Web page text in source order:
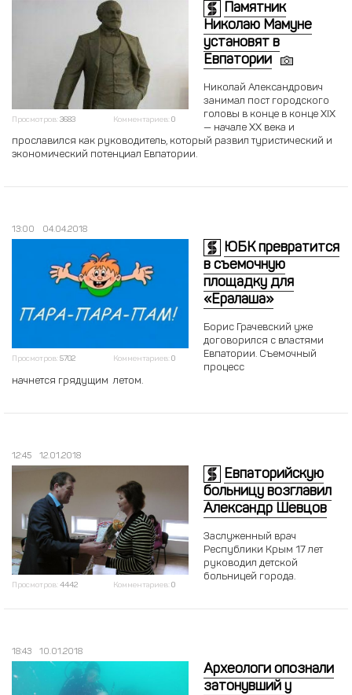
Просмотров: 3683 Комментариев: 0
Памятник
Николаю Мамуне
установят в
Евпатории
Николай Александрович
занимал пост городского
головы в конце в конце XIX
— начале XX века и
прославился как руководитель, который развил туристический и
экономический потенциал Евпатории.
13:00 04.04.2018
Просмотров: 5702 Комментариев: 0
ЮБК превратится
в съемочную
площадку для
«Ералаша»
Борис Грачевский уже
договорился с властями
Евпатории. Съемочный
процесс
начнется грядущим летом.
12:45 12.01.2018
Просмотров: 4442 Комментариев: 0
Евпаторийскую
больницу возглавил
Александр Шевцов
Заслуженный врач
Республики Крым 17 лет
руководил детской
больницей города.
18:43 10.01.2018
Археологи опознали
затонувший у